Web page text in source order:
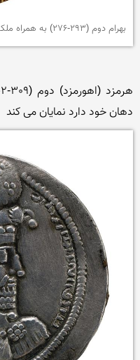
بهرام دوم (293-276) به همراه ملکه
دهان خود دارد نمایان می کند